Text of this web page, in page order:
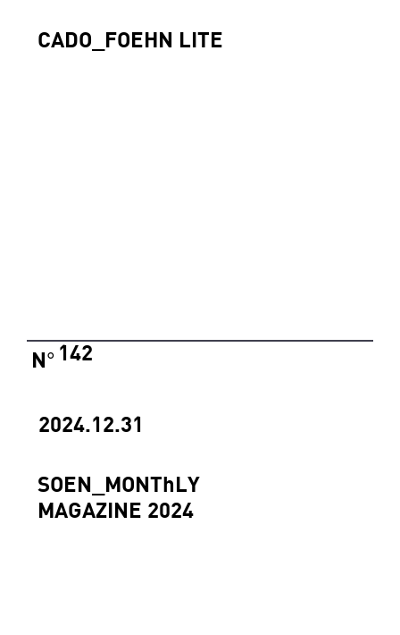
CADO_FOEHN LITE
2024.12.31
SOEN_MONThLY
MAGAZINE 2024
142
N°